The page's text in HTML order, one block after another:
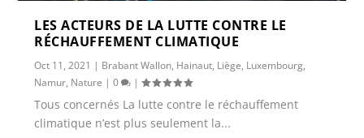
LES ACTEURS DE LA LUTTE CONTRE LE
RÉCHAUFFEMENT CLIMATIQUE
Oct 11, 2021 | Brabant Wallon, Hainaut, Liège, Luxembourg,
Namur, Nature |0 |
Tous concernés La lutte contre le réchauffement
climatique n’est plus seulement la...